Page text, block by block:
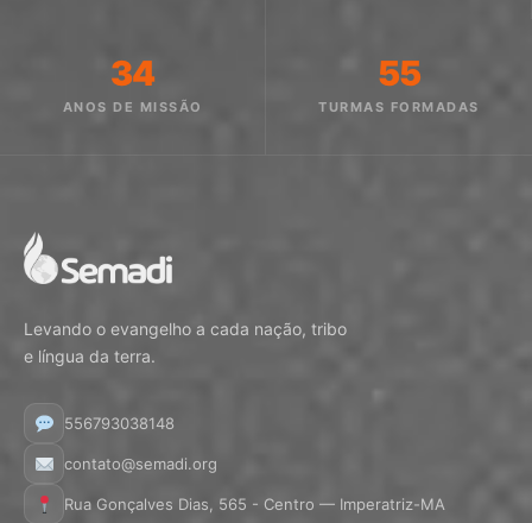
34
ANOS DE MISSÃO
55
TURMAS FORMADAS
Levando o evangelho a cada nação, tribo
e língua da terra.
556793038148
contato@semadi.org
Rua Gonçalves Dias, 565 - Centro — Imperatriz-MA